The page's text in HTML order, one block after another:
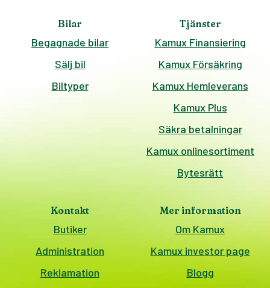
Bilar
Begagnade bilar
Sälj bil
Biltyper
Tjänster
Kamux Finansiering
Kamux Försäkring
Kamux Hemleverans
Kamux Plus
Säkra betalningar
Kamux onlinesortiment
Bytesrätt
Kontakt
Butiker
Administration
Reklamation
Mer information
Om Kamux
Kamux investor page
Blogg